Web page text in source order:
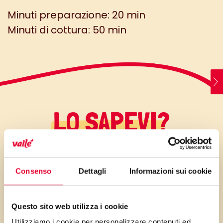
Consenso Dettagli Informazioni sui cookie
Questo sito web utilizza i cookie
Minuti preparazione: 20 min
Minuti di cottura: 50 min
LO SAPEVI?
Brioche soffice e facilissima da
preparare e inoltre è
decisamente superleggera,